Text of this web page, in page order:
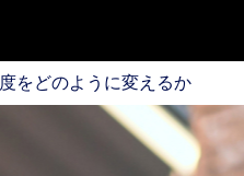
どのように変えるか
をどのように変えるか